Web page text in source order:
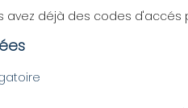
avez déjà des codes